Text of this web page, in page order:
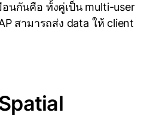
นกันคือ ทั้งคู่เป็น multi-user
สามารถส่ง data ให้ client